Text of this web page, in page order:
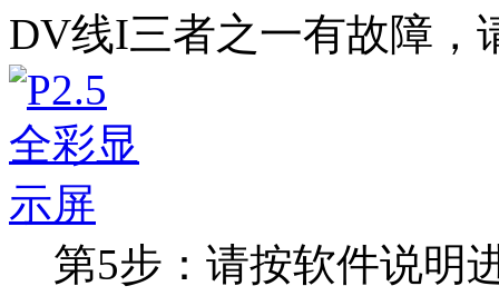
DV线I三者之一有故障，
第5步：请按软件说明